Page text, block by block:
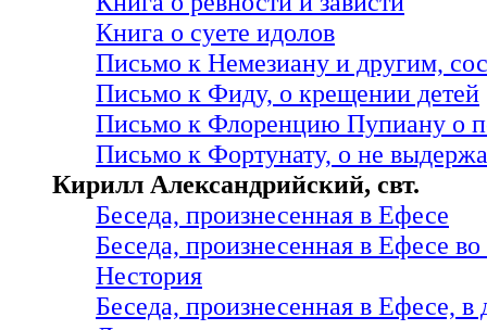
Книга о суете идолов
Письмо к Немезиану и другим,
Письмо к Фиду, о крещении детей
Письмо к Флоренцию Пупиану о
Письмо к Фортунату, о не
Кирилл Александрийский, свт.
Беседа, произнесенная в Ефесе
Беседа, произнесенная в Ефесе
Нестория
Беседа, произнесенная в Ефесе, в